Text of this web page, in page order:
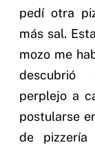
pedí otra
más sal.
mozo me
descubrió
perplejo a
postularse
de